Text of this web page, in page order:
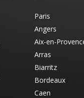
Paris
Angers
Aix-en-
Arras
Biarritz
Bordeaux
Caen